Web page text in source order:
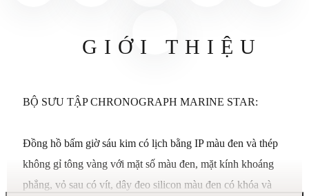
GIỚI THIỆU
BỘ SƯU TẬP CHRONOGRAPH MARINE STAR:
Đồng hồ bấm giờ sáu kim có lịch bằng IP màu đen và thép
không gỉ tông vàng với mặt số màu đen, mặt kính khoáng
phẳng, vỏ sau có vít, dây đeo silicon màu đen có khóa và